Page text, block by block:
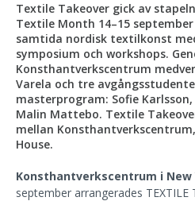
Textile Takeover gick av
Textile Month 14–15
samtida nordisk textilkonst
symposium och workshops.
Konsthantverkscentrum
Varela och tre
masterprogram: Sofie
Malin Mattebo. Textile
mellan
House.
Konsthantverkscentrum i New
september arrangerades TEXTILE